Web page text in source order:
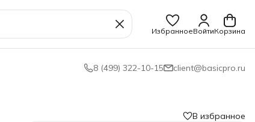
ИзбранноеВойтиКорзина
8 (499) 322-10-15 client@basicpro.ru
В избранное